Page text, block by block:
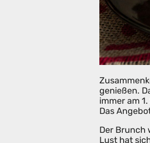
genießen.
immer am
Das
Der Brunch
Lust hat